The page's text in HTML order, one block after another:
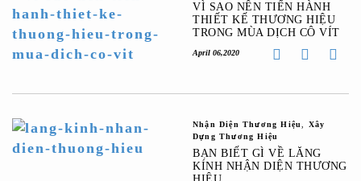
VÌ SAO NÊN TIẾN HÀNH
THIẾT KẾ THƯƠNG HIỆU
TRONG MÙA DỊCH CÔ VÍT
April 06,2020
Nhận Diện Thương Hiệu
Xây
Dựng Thương Hiệu
BẠN BIẾT GÌ VỀ LĂNG
KÍNH NHẬN DIỆN THƯƠNG